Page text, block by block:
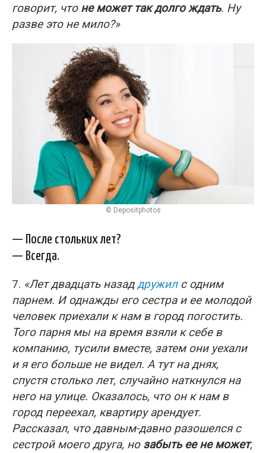
говорит, что не может так долго ждать. Ну
разве это не мило?»
© Depositphotos
— После стольких лет?
— Всегда.
7. «Лет двадцать назаддружилс одним
парнем. И однажды его сестра и ее молодой
человек приехали к нам в город погостить.
Того парня мы на время взяли к себе в
компанию, тусили вместе, затем они уехали
и я его больше не видел. А тут на днях,
спустя столько лет, случайно наткнулся на
него на улице. Оказалось, что он к нам в
город переехал, квартиру арендует.
Рассказал, что давным-давно разошелся с
сестрой моего друга, но забыть ее не может,